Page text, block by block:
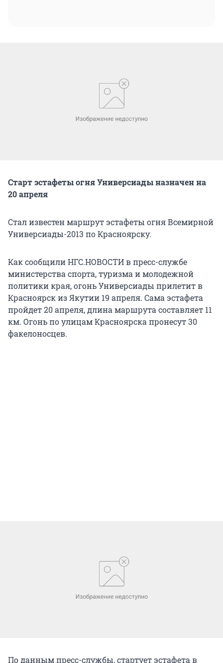
Старт эстафеты огня Универсиады назначен на
20 апреля
Стал известен маршрут эстафеты огня Всемирной
Универсиады-2013 по Красноярску.
Как сообщили НГС.НОВОСТИ в пресс-службе
министерства спорта, туризма и молодежной
политики края, огонь Универсиады прилетит в
Красноярск из Якутии 19 апреля. Сама эстафета
пройдет 20 апреля, длина маршрута составляет 11
км. Огонь по улицам Красноярска пронесут 30
факелоносцев.
По данным пресс-службы, стартует эстафета в